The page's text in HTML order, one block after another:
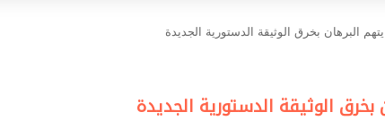
البرهان بخرق الوثيقة الدستورية الجديدة
الوثيقة الدستورية الجديدة